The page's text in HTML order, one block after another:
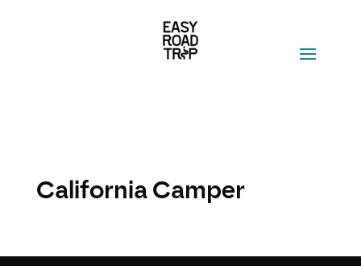
California Camper